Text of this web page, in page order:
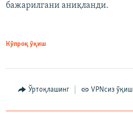
бажарилгани аниқланди.
Кўпроқ ўқиш
Ўртоқлашинг VPNсиз ўқиш